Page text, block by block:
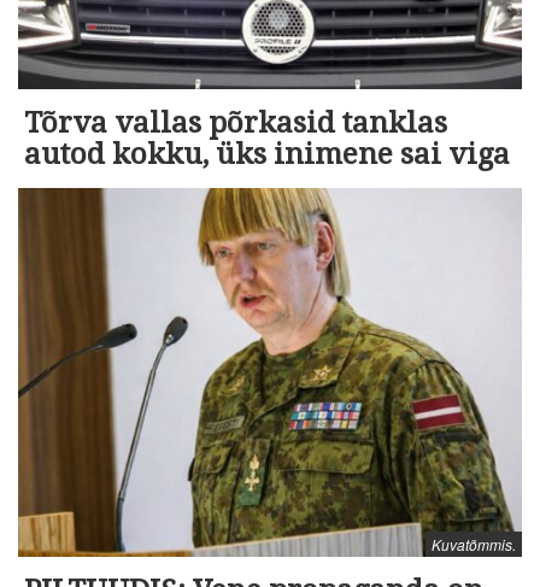
Tõrva vallas põrkasid tanklas
autod kokku, üks inimene sai viga
Kuvatõmmis.